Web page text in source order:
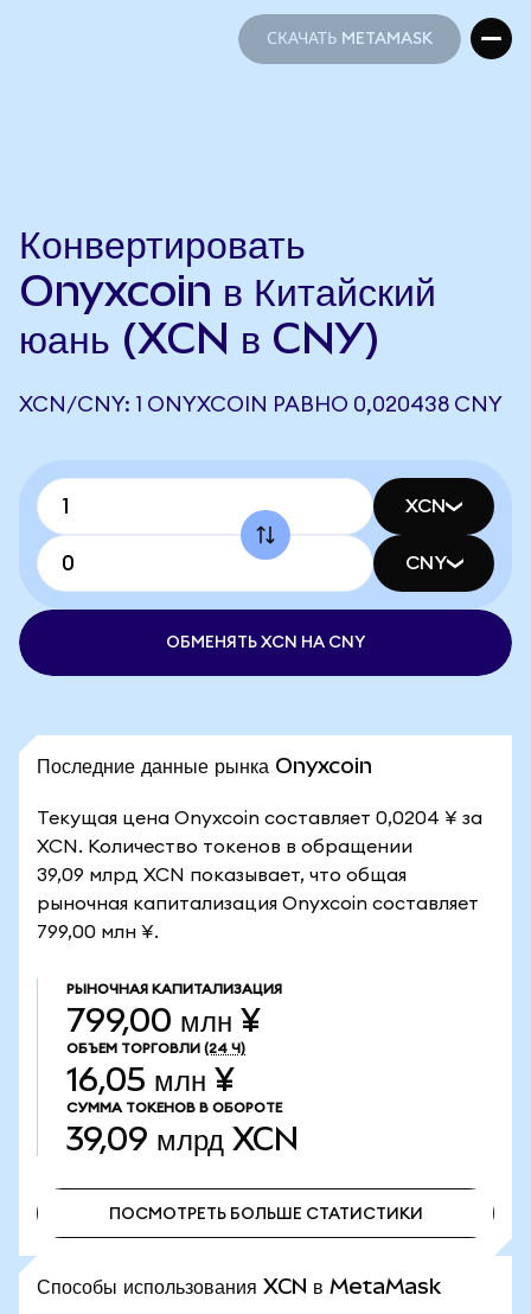
СКАЧАТЬ METAMASK
Конвертировать
Onyxcoin в Китайский
юань (XCN в CNY)
XCN/CNY: 1 ONYXCOIN РАВНО 0,020438 CNY
XCN
CNY
ОБМЕНЯТЬ XCN НА CNY
Последние данные рынка Onyxcoin
Текущая цена Onyxcoin составляет 0,0204 ¥ за
XCN. Количество токенов в обращении
39,09 млрд XCN показывает, что общая
рыночная капитализация Onyxcoin составляет
799,00 млн ¥.
РЫНОЧНАЯ КАПИТАЛИЗАЦИЯ
799,00 млн ¥
ОБЪЕМ ТОРГОВЛИ (24 Ч)
16,05 млн ¥
СУММА ТОКЕНОВ В ОБОРОТЕ
39,09 млрд XCN
ПОСМОТРЕТЬ БОЛЬШЕ СТАТИСТИКИ
Способы использования XCN в MetaMask